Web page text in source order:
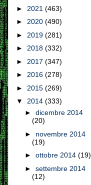
► 2021 (463)
► 2020 (490)
► 2019 (281)
► 2018 (332)
► 2017 (347)
► 2016 (278)
► 2015 (269)
▼ 2014 (333)
► dicembre 2014
(20)
► novembre 2014
(19)
► ottobre 2014 (19)
► settembre 2014
(12)